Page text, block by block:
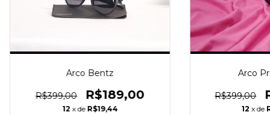
Arco Bentz
R$399,00 R$189,00
12 x de R$19,44
Arco
R$399,00
12 x de